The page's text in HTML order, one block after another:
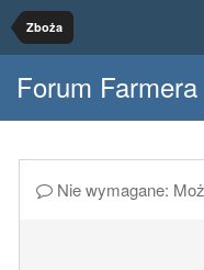
Zboża
Forum Farmera
Nie wymagane: